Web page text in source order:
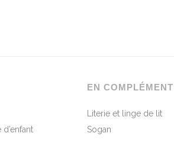
EN COMPLÉMENT
Literie et linge de lit
Sogan